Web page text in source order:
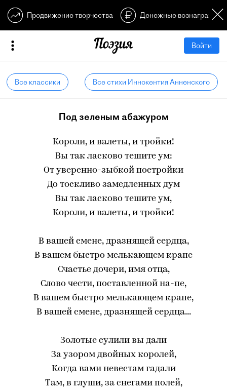
Продвижение творчества Денежные
Войти
Все классики Все стихи Иннокентия Анненского
Под зеленым абажуром
Короли, и валеты, и тройки!
Вы так ласково тешите ум:
От уверенно-зыбкой постройки
До тоскливо замедленных дум
Вы так ласково тешите ум,
Короли, и валеты, и тройки!
В вашей смене, дразнящей сердца,
В вашем быстро мелькающем крапе
Счастье дочери, имя отца,
Слово чести, поставленной на-пе,
В вашем быстро мелькающем крапе,
В вашей смене, дразнящей сердца...
Золотые сулили вы дали
За узором двойных королей,
Когда вами невестам гадали
Там, в глуши, за снегами полей,